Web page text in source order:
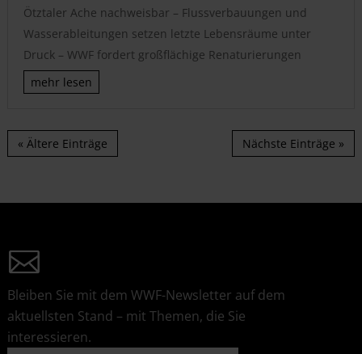
Ötztaler Ache nachweisbar – Flussverbauungen und
Wasserableitungen setzen letzte Lebensräume unter
Druck – WWF fordert großflächige Renaturierungen
mehr lesen
« Ältere Einträge Nächste Einträge »
Bleiben Sie mit dem WWF-Newsletter auf dem
aktuellsten Stand – mit Themen, die Sie
interessieren.